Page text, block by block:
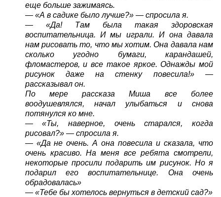
еще больше зажимаясь.
— «А в садике было лучше?» — спросила я.
— «Да! Там была такая здоровская
воспитательница. И мы играли. И она давала
нам рисовать то, что мы хотим. Она давала нам
сколько угодно бумаги, карандашей,
фломастеров, и все такое яркое. Однажды мой
рисунок даже на стенку повесила!» —
рассказывал он.
По мере рассказа Миша все более
воодушевлялся, начал улыбаться и снова
потянулся ко мне.
— «Ты, наверное, очень старался, когда
рисовал?» — спросила я.
— «Да не очень. А она повесила и сказала, что
очень красиво. На меня все ребята смотрели,
некоторые просили подарить им рисунок. Но я
подарил его воспитательнице. Она очень
обрадовалась»
— «Тебе бы хотелось вернуться в детский сад?»